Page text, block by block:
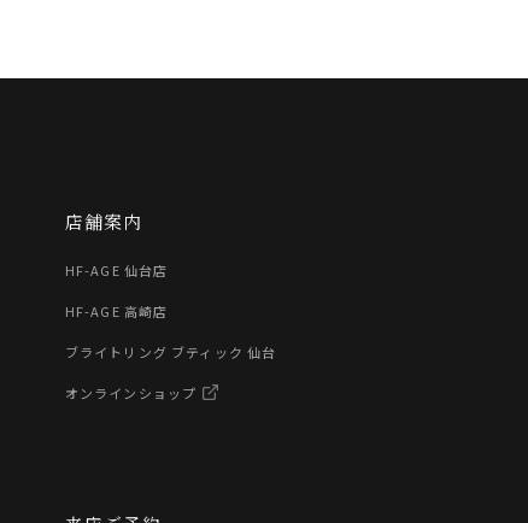
店舗案内
HF-AGE 仙台店
HF-AGE 高崎店
ブライトリング ブティック 仙台
オンラインショップ